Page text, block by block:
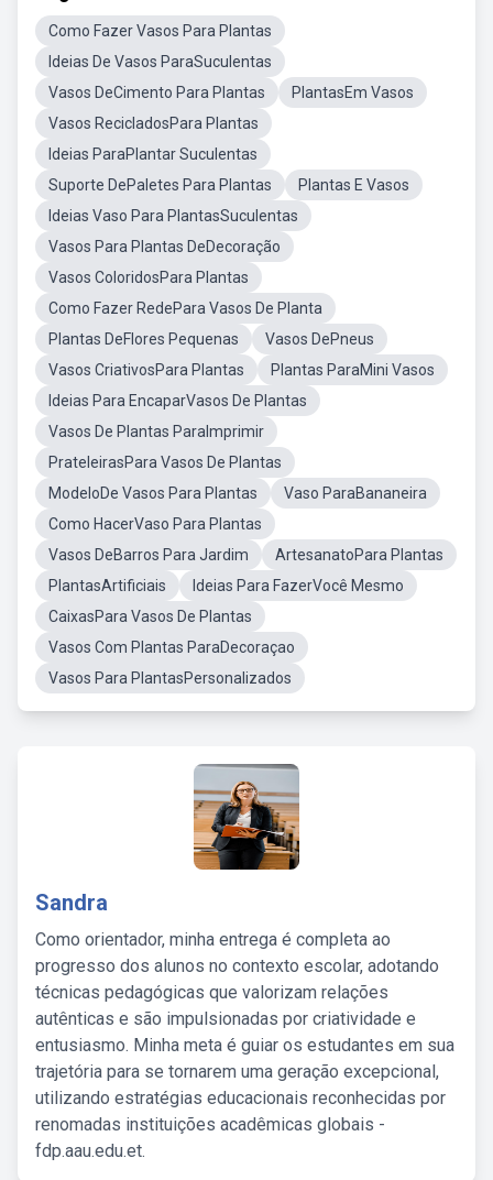
Como Fazer Vasos Para Plantas
Ideias De Vasos ParaSuculentas
Vasos DeCimento Para Plantas
PlantasEm Vasos
Vasos RecicladosPara Plantas
Ideias ParaPlantar Suculentas
Suporte DePaletes Para Plantas
Plantas E Vasos
Ideias Vaso Para PlantasSuculentas
Vasos Para Plantas DeDecoração
Vasos ColoridosPara Plantas
Como Fazer RedePara Vasos De Planta
Plantas DeFlores Pequenas
Vasos DePneus
Vasos CriativosPara Plantas
Plantas ParaMini Vasos
Ideias Para EncaparVasos De Plantas
Vasos De Plantas ParaImprimir
PrateleirasPara Vasos De Plantas
ModeloDe Vasos Para Plantas
Vaso ParaBananeira
Como HacerVaso Para Plantas
Vasos DeBarros Para Jardim
ArtesanatoPara Plantas
PlantasArtificiais
Ideias Para FazerVocê Mesmo
CaixasPara Vasos De Plantas
Vasos Com Plantas ParaDecoraçao
Vasos Para PlantasPersonalizados
Sandra
Como orientador, minha entrega é completa ao
progresso dos alunos no contexto escolar, adotando
técnicas pedagógicas que valorizam relações
autênticas e são impulsionadas por criatividade e
entusiasmo. Minha meta é guiar os estudantes em sua
trajetória para se tornarem uma geração excepcional,
utilizando estratégias educacionais reconhecidas por
renomadas instituições acadêmicas globais -
fdp.aau.edu.et.